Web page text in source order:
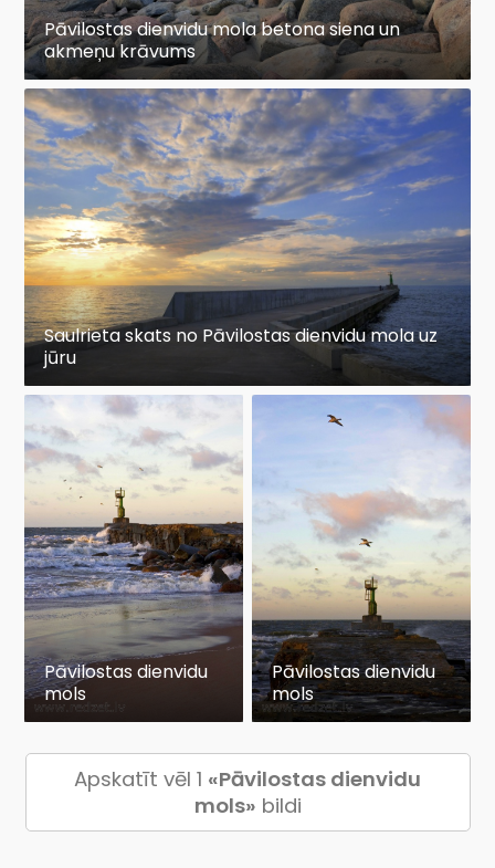
Pāvilostas dienvidu mola betona siena un
akmeņu krāvums
Saulrieta skats no Pāvilostas dienvidu mola uz
jūru
Pāvilostas dienvidu
mols
Pāvilostas dienvidu
mols
Apskatīt vēl 1 «Pāvilostas dienvidu
mols» bildi